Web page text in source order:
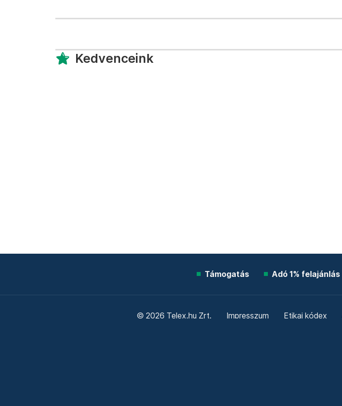
Kedvenceink
Támogatás Adó 1% felajánlás
© 2026 Telex.hu Zrt. Impresszum Etikai kódex